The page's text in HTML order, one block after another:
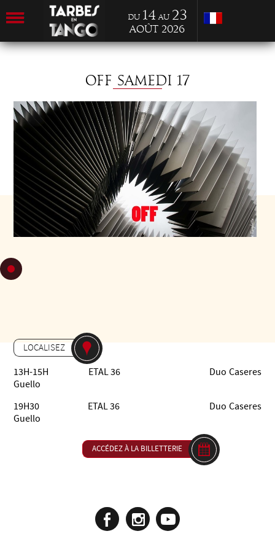
du 14 au 23
Août 2026
OFF SAMEDI 17
SAM 17
LOCALISEZ
13H-15H ETAL 36 Duo Caseres
Guello
19H30 ETAL 36 Duo Caseres
Guello
ACCÉDEZ À LA BILLETTERIE